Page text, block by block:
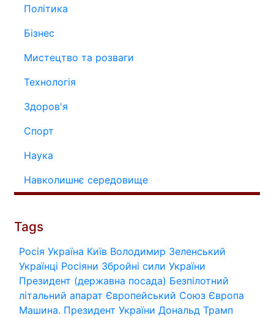
Політика
Бізнес
Мистецтво та розваги
Технологія
Здоров'я
Спорт
Наука
Навколишнє середовище
Tags
Росія Україна Київ Володимир Зеленський
Українці Росіяни Збройні сили України
Президент (державна посада) Безпілотний
літальний апарат Європейський Союз Європа
Машина. Президент України Дональд Трамп